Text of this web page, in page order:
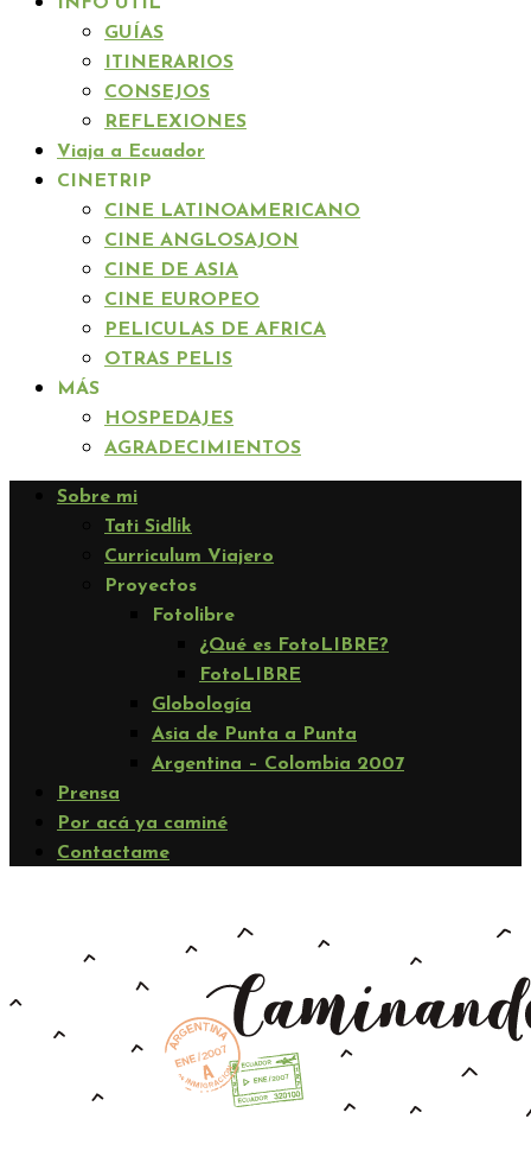
GUÍAS
ITINERARIOS
CONSEJOS
REFLEXIONES
Viaja a Ecuador
CINETRIP
CINE LATINOAMERICANO
CINE ANGLOSAJON
CINE DE ASIA
CINE EUROPEO
PELICULAS DE AFRICA
OTRAS PELIS
MÁS
HOSPEDAJES
AGRADECIMIENTOS
Sobre mi
Tati Sidlik
Curriculum Viajero
Proyectos
Fotolibre
¿Qué es FotoLIBRE?
FotoLIBRE
Globología
Asia de Punta a Punta
Argentina – Colombia 2007
Prensa
Por acá ya caminé
Contactame